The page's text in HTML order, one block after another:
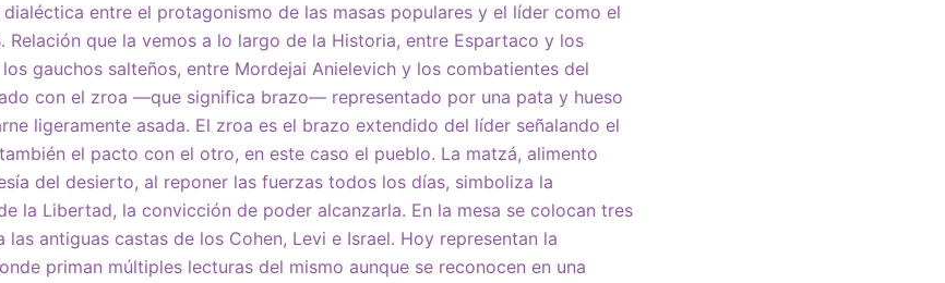
entre el protagonismo de las masas populares y el líder como el
Relación que la vemos a lo largo de la Historia, entre Espartaco y los
gauchos salteños, entre Mordejai Anielevich y los combatientes del
con el zroa —que significa brazo— representado por una pata y hueso
ligeramente asada. El zroa es el brazo extendido del líder señalando el
el pacto con el otro, en este caso el pueblo. La matzá, alimento
del desierto, al reponer las fuerzas todos los días, simboliza la
la Libertad, la convicción de poder alcanzarla. En la mesa se colocan tres
las antiguas castas de los Cohen, Levi e Israel. Hoy representan la
priman múltiples lecturas del mismo aunque se reconocen en una